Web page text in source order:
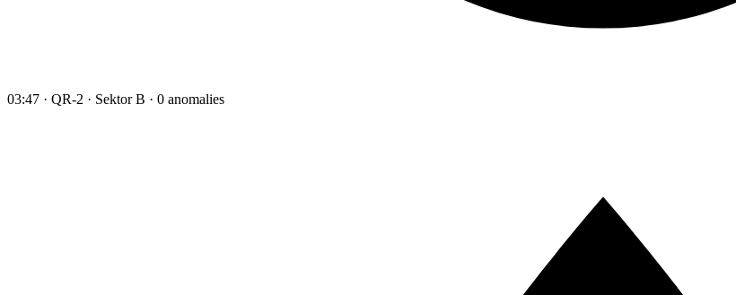
03:47 · QR-2 · Sektor B · 0 anomalies